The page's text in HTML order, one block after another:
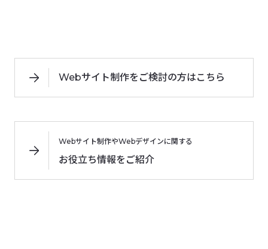
Webサイト制作をご検討の方はこちら
Webサイト制作やWebデザインに関する
お役立ち情報をご紹介